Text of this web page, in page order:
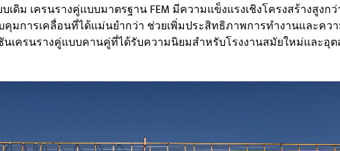
เดิม เครนรางคู่แบบมาตรฐาน FEM มีความแข็งแรงเชิงโครงสร้างสูงก
คุมการเคลื่อนที่ได้แม่นยำกว่า ช่วยเพิ่มประสิทธิภาพการทำงานและคว
นเครนรางคู่แบบคานคู่ที่ได้รับความนิยมสำหรับโรงงานสมัยใหม่และอุ